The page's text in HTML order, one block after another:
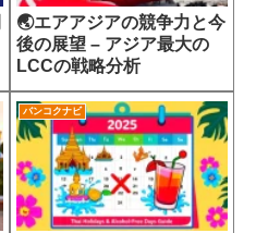
🌏エアアジアの競争力と今
後の展望 – アジア最大の
LCCの戦略分析
バンコクナビ